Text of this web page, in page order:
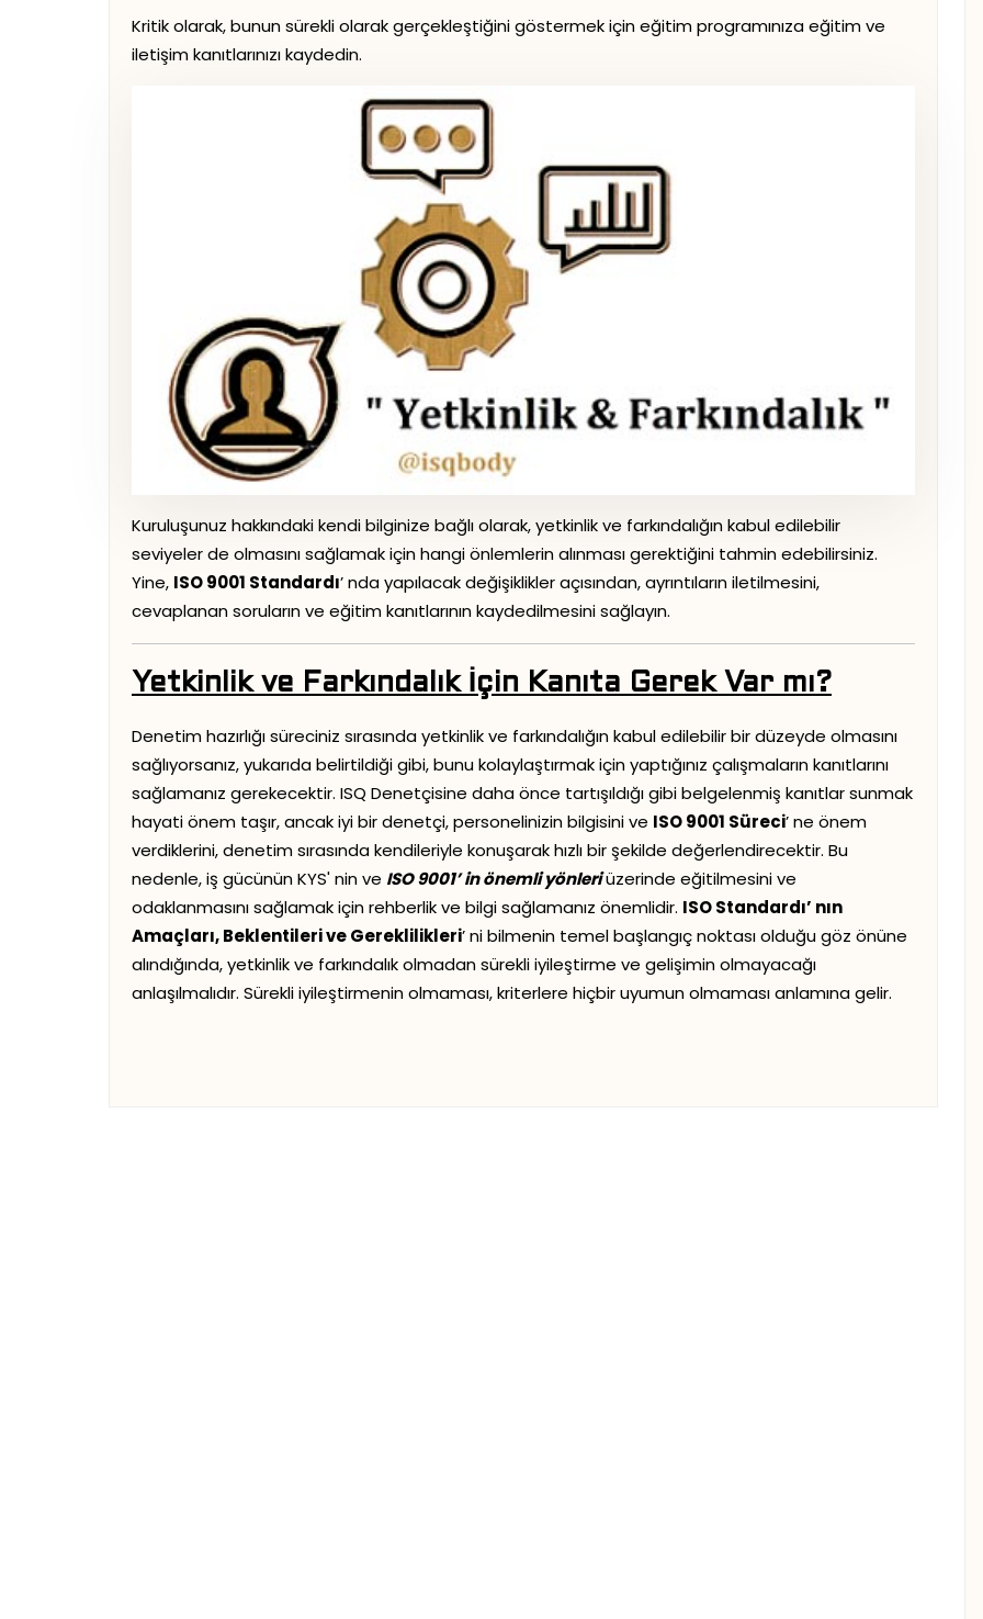
Kritik olarak, bunun sürekli olarak gerçekleştiğini göstermek için eğitim programınıza eğitim ve
iletişim kanıtlarınızı kaydedin.
Kuruluşunuz hakkındaki kendi bilginize bağlı olarak, yetkinlik ve farkındalığın kabul edilebilir
seviyeler de olmasını sağlamak için hangi önlemlerin alınması gerektiğini tahmin edebilirsiniz.
Yine, ISO 9001 Standardı’ nda yapılacak değişiklikler açısından, ayrıntıların iletilmesini,
cevaplanan soruların ve eğitim kanıtlarının kaydedilmesini sağlayın.
Yetkinlik ve Farkındalık İçin Kanıta Gerek Var mı?
Denetim hazırlığı süreciniz sırasında yetkinlik ve farkındalığın kabul edilebilir bir düzeyde olmasını
sağlıyorsanız, yukarıda belirtildiği gibi, bunu kolaylaştırmak için yaptığınız çalışmaların kanıtlarını
sağlamanız gerekecektir. ISQ Denetçisine daha önce tartışıldığı gibi belgelenmiş kanıtlar sunmak
hayati önem taşır, ancak iyi bir denetçi, personelinizin bilgisini ve ISO 9001 Süreci’ ne önem
verdiklerini, denetim sırasında kendileriyle konuşarak hızlı bir şekilde değerlendirecektir. Bu
nedenle, iş gücünün KYS' nin ve ISO 9001’ in önemli yönleriüzerinde eğitilmesini ve
odaklanmasını sağlamak için rehberlik ve bilgi sağlamanız önemlidir. ISO Standardı’ nın
Amaçları, Beklentileri ve Gereklilikleri’ ni bilmenin temel başlangıç noktası olduğu göz önüne
alındığında, yetkinlik ve farkındalık olmadan sürekli iyileştirme ve gelişimin olmayacağı
anlaşılmalıdır. Sürekli iyileştirmenin olmaması, kriterlere hiçbir uyumun olmaması anlamına gelir.